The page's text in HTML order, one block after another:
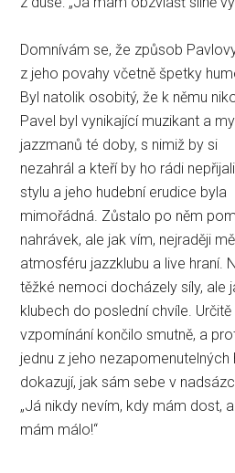
Domnívám se, že způsob
z jeho povahy včetně špetky
Byl natolik osobitý, že k němu
Pavel byl vynikající muzikant a
jazzmanů té doby, s nimiž by si
nezahrál a kteří by ho rádi
stylu a jeho hudební erudice byla
mimořádná. Zůstalo po něm
nahrávek, ale jak vím, nejraději
atmosféru jazzklubu a live hraní.
těžké nemoci docházely síly, ale
klubech do poslední chvíle.
vzpomínání končilo smutně, a
jednu z jeho nezapomenutelných
dokazují, jak sám sebe v
„Já nikdy nevím, kdy mám dost,
mám málo!“